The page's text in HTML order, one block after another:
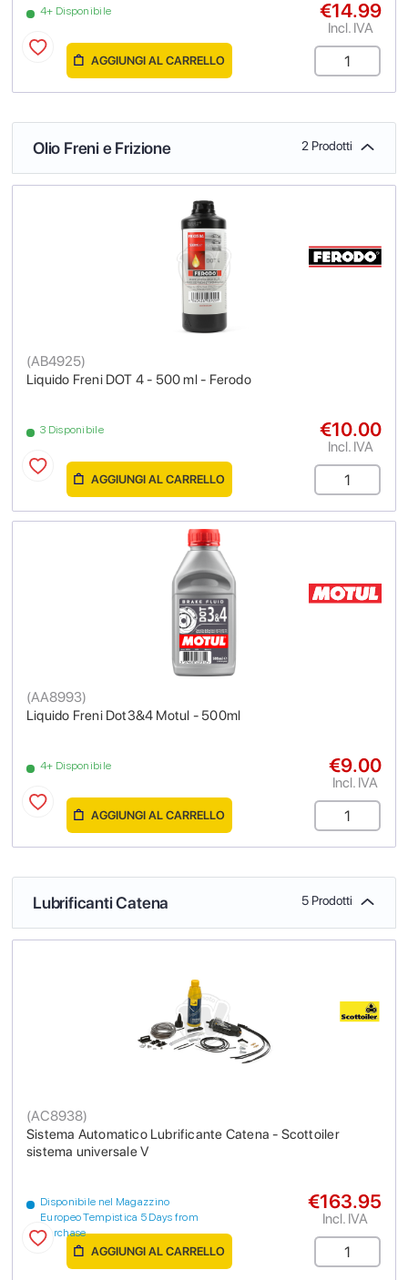
4+ Disponibile €14.99
Incl. IVA
AGGIUNGI AL CARRELLO
Olio Freni e Frizione 2 Prodotti
Liquido Freni DOT 4 - 500 ml - Ferodo
(AB4925)
3 Disponibile €10.00
Incl. IVA
AGGIUNGI AL CARRELLO
Liquido Freni Dot3&4 Motul - 500ml
(AA8993)
4+ Disponibile €9.00
Incl. IVA
AGGIUNGI AL CARRELLO
Lubrificanti Catena 5 Prodotti
Sistema Automatico Lubrificante Catena - Scottoiler
sistema universale V
(AC8938)
Disponibile nel Magazzino
Europeo Tempistica 5 Days from
purchase
€163.95
Incl. IVA
AGGIUNGI AL CARRELLO